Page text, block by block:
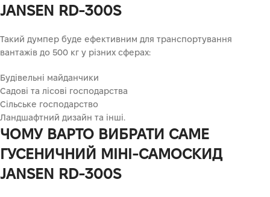
JANSEN RD-300S
Такий думпер буде ефективним для транспортування
вантажів до 500 кг у різних сферах:
Будівельні майданчики
Садові та лісові господарства
Сільське господарство
Ландшафтний дизайн та інші.
ЧОМУ ВАРТО ВИБРАТИ САМЕ
ГУСЕНИЧНИЙ МІНІ-САМОСКИД
JANSEN RD-300S